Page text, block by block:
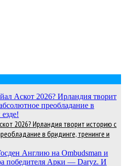
2026? Ирландия творит историю с
в бридинге, тренинге и